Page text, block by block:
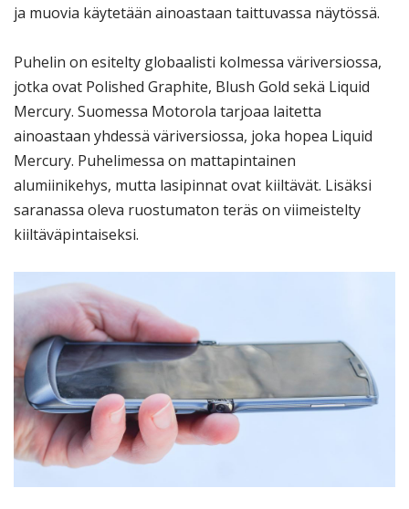
ja muovia käytetään ainoastaan taittuvassa näytössä.
Puhelin on esitelty globaalisti kolmessa väriversiossa,
jotka ovat Polished Graphite, Blush Gold sekä Liquid
Mercury. Suomessa Motorola tarjoaa laitetta
ainoastaan yhdessä väriversiossa, joka hopea Liquid
Mercury. Puhelimessa on mattapintainen
alumiinikehys, mutta lasipinnat ovat kiiltävät. Lisäksi
saranassa oleva ruostumaton teräs on viimeistelty
kiiltäväpintaiseksi.